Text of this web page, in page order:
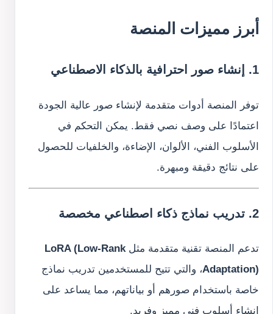
أبرز مميزات المنصة
1. إنشاء صور احترافية بالذكاء الاصطناعي
توفر المنصة أدوات متقدمة لإنشاء صور عالية الجودة
اعتمادًا على وصف نصي فقط. يمكن التحكم في
الأسلوب الفني، الألوان، الإضاءة، والخلفيات للحصول
على نتائج دقيقة ومبهرة.
2. تدريب نماذج ذكاء اصطناعي مخصصة
تدعم المنصة تقنية متقدمة مثلLoRA (Low-Rank
Adaptation)، والتي تتيح للمستخدمين تدريب نماذج
خاصة باستخدام صورهم أو بياناتهم، مما يساعد على
إنشاء أسلوب فني مميز وفريد.